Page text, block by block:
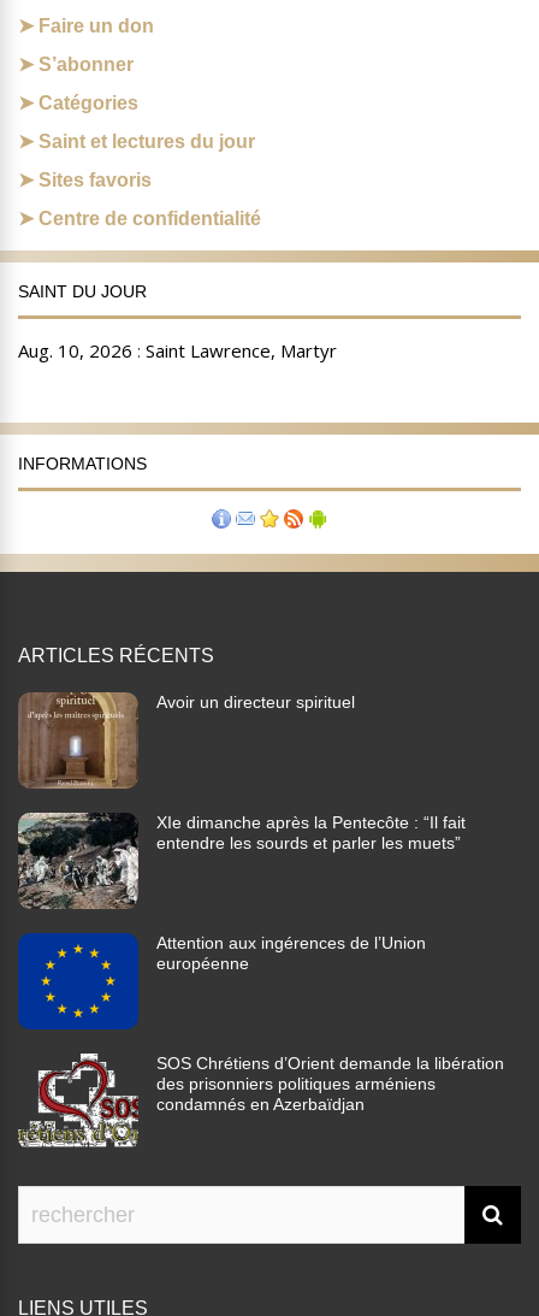
Faire un don
S’abonner
Catégories
Saint et lectures du jour
Sites favoris
Centre de confidentialité
SAINT DU JOUR
INFORMATIONS
ARTICLES RÉCENTS
Avoir un directeur spirituel
XIe dimanche après la Pentecôte : “Il fait
entendre les sourds et parler les muets”
Attention aux ingérences de l’Union
européenne
SOS Chrétiens d’Orient demande la libération
des prisonniers politiques arméniens
condamnés en Azerbaïdjan
LIENS UTILES